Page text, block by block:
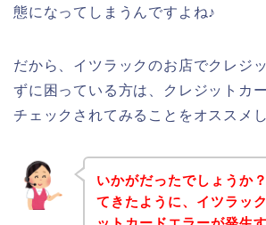
態になってしまうんですよね♪
だから、イツラックのお店でクレジ
ずに困っている方は、クレジットカ
チェックされてみることをオススメし
いかがだったでしょうか
てきたように、イツラッ